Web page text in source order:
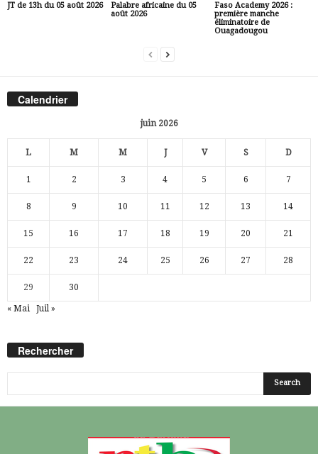
JT de 13h du 05 août 2026
Palabre africaine du 05
août 2026
Faso Academy 2026 :
première manche
éliminatoire de
Ouagadougou
Calendrier
juin 2026
L M M J V S D
1 2 3 4 5 6 7
8 9 10 11 12 13 14
15 16 17 18 19 20 21
22 23 24 25 26 27 28
29 30
« Mai Juil »
Rechercher